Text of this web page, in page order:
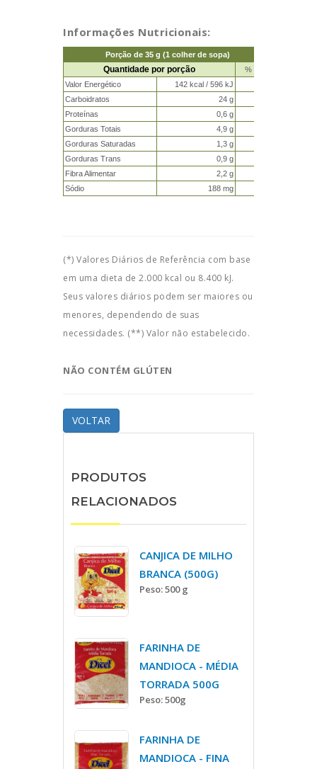
Informações Nutricionais:
Porção de 35 g (1 colher de sopa)
Quantidade por porção
% VD *
Valor Energético
142 kcal / 596 kJ
Carboidratos
24 g
Proteínas
0,6 g
Gorduras Totais
4,9 g
Gorduras Saturadas
1,3 g
Gorduras Trans
0,9 g
Fibra Alimentar
2,2 g
Sódio
188 mg
(*) Valores Diários de Referência com base
em uma dieta de 2.000 kcal ou 8.400 kJ.
Seus valores diários podem ser maiores ou
menores, dependendo de suas
necessidades. (**) Valor não estabelecido.
NÃO CONTÉM GLÚTEN
VOLTAR
PRODUTOS
RELACIONADOS
CANJICA DE MILHO
BRANCA (500G)
Peso: 500 g
FARINHA DE
MANDIOCA - MÉDIA
TORRADA 500G
Peso: 500g
FARINHA DE
MANDIOCA - FINA